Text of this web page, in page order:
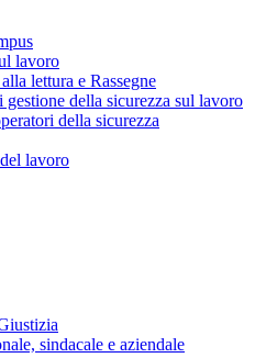
lavoro
lettura e Rassegne
della sicurezza sul lavoro
della sicurezza
lavoro
sindacale e aziendale